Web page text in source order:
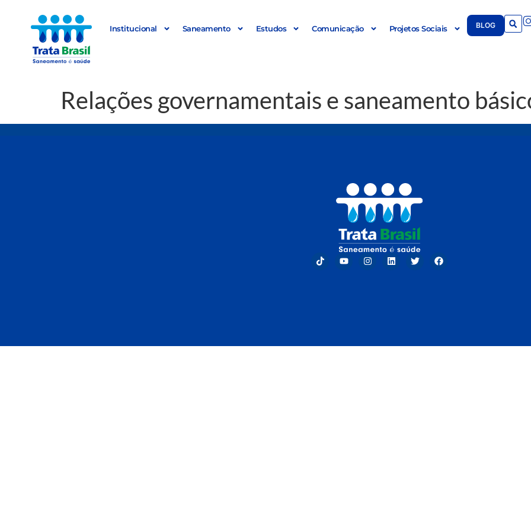
Institucional Saneamento Estudos Comunicação Projetos Sociais BLOG
Relações governamentais e saneamento